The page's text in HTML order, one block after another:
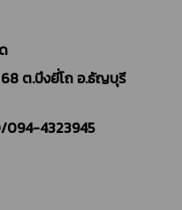
ต.บึงยี่โถ อ.ธัญบุรี
094-4323945